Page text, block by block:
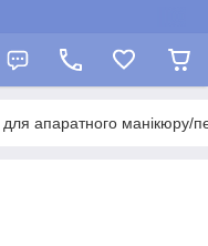
апаратного манікюру/